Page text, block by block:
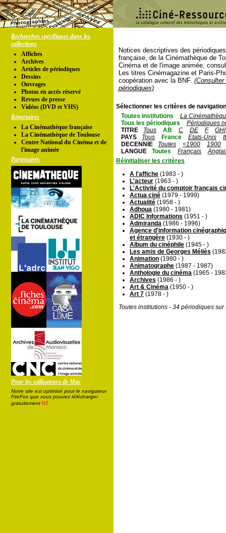
Recherches spécifiques dans les
collections
Affiches
Archives
Articles de périodiques
Dessins
Ouvrages
Photos en accés réservé
Revues de presse
Vidéos (DVD et VHS)
Répertoires
La Cinémathèque française
La Cinémathèque de Toulouse
Centre National du Cinéma et de
l'image animée
Partenaires
Pour les utilisateurs de Mac
Notre site est optimisé pour le navigateur
FireFox que vous pouvez télécharger
gratuitement ici
Notices descriptives des
française, de la Cinémathèque de
Cinéma et de l'image animée,
Les titres Cinémagazine et Paris-
coopération avec la BNF.
périodiques)
Sélectionner les critères de
Toutes institutions
La
Tous les périodiques
Périodiques
TITRE
Tous AB C DE F
GHI
PAYS
Tous France Etats-Unis
DECENNIE
Toutes <1900
1900
LANGUE
Toutes Français
Réinitialiser les critères
A l'affiche (1983 - )
L'acteur (1963 - )
L'Activité du comptoir français
Actua ciné (1979 - 1999)
Actualité (1958 - )
Adhoua (1980 - 1981)
ADIC Informations (1951 - )
Admiranda (1986 - 1996)
Agence d'information
et étrangère (1930 - )
Album du cinéphile (1945 - )
Les amis de Georges Méliès
Animation (1980 - )
Animatographe (1987 - 1987)
Anthologie du cinéma (1965 -
Archives (1986 - )
Art & Cinéma (1950 - )
Art 7 (1978 - )
Toutes institutions - 34 périodiques sur